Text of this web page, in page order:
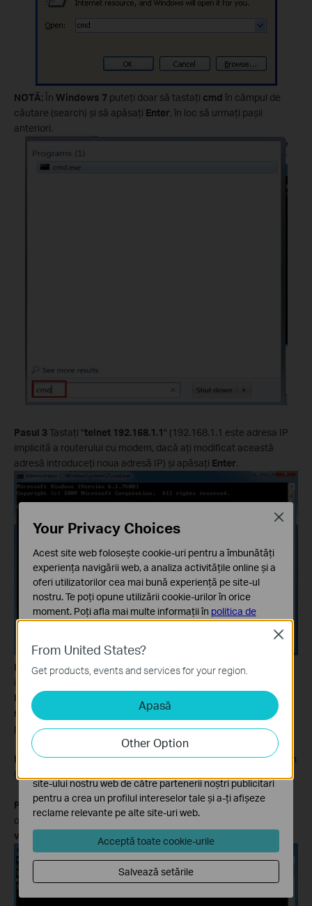
NOTĂ:În Windows 7 puteţi doar să tastaţi cmd în câmpul de
căutare (search) şi să apăsaţi Enter, în loc să urmaţi paşii
anteriori.
Pasul 3 Tastaţi "telnet 192.168.1.1" (192.168.1.1 este adresa IP
implicită a routerului cu modem, dacă aţi modificat această
adresă introduceţi noua adresă IP) şi apăsaţi Enter.
NOTĂ:În Win7 sau Vista, este posibil să nu fie activată în mod
implicit comanda telnet, daţi click pe
Panel
Turn Windows
features on or off
, apoi bifaţiTelnet Client
pentru a activa comanda telnet.
Pasul4Pe pagina telnet, introduceţi parola routerului cu modem
(implicit este
Pasul5Tastaţi comandaip nat service sip sw off. Dacă
opţiunea SIP ALG este dezactivată cu succes va afişa
v2 switch off!
From United States?
Get products, events and services for your region.
Apasă
Other Option
Close
Your Privacy Choices
Acest site web folosește cookie-uri pentru a îmbunătăți
experiența navigării web, a analiza activitățile online și a
oferi utilizatorilor cea mai bună experiență pe site-ul
nostru. Te poți opune utilizării cookie-urilor în orice
moment. Poți afla mai multe informații în politica de
Cookie-uri de bază
Aceste cookie-uri sunt necesare pentru funcționarea
site-ului web și nu pot fi dezactivate în sistemele tale
Cookie-uri de analiză și marketing
Cookie-urile de analiză ne permit să analizăm activitățile
tale de pe site-ul nostru web a îmbunătăți și ajusta
funcționalitatea site-ului.
site-ului nostru web de către partenerii noștri publicitari
pentru a crea un profilul intereselor tale și a-ți afișeze
reclame relevante pe alte site-uri web.
Acceptă toate cookie-urile
Salvează setările
Close